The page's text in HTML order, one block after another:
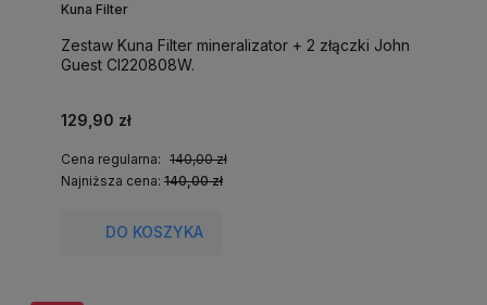
Kuna Filter
Zestaw Kuna Filter mineralizator + 2 złączki John
Guest CI220808W.
129,90 zł
Cena regularna: 140,00 zł
Najniższa cena: 140,00 zł
DO KOSZYKA